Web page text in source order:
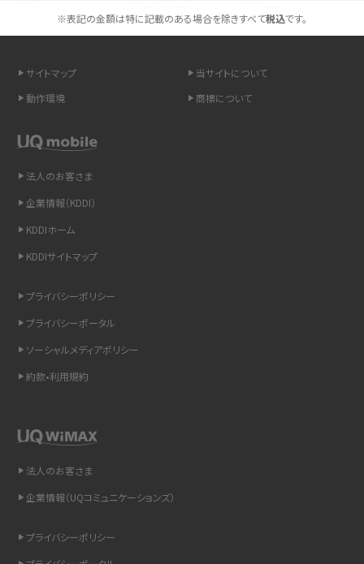
LINEの通知がこない時の原因と対処法9選！設定の確認手順も解説
非通知設定とは？184で電話をかける方法やiPhone・Androidの設定を解説
iCloudの使用容量を減らす9つの方法！使用状況の確認手順も紹介
リプライ機能とは？LINE、X（旧Twitter）、Instagram、TikTokで送る方法を解説
インスタのDMの送り方は？便利機能の使い方や注意点をわかりやすく解説
LINEで送信取り消しをする方法は？相手に知られるのか、削除との違いも紹介
詳しく解説
Wi-Fiを快適に使うための速度はどれくらい？用途別の目安・回線ごとの平均を
紹介
LINEの着信音や通知音の設定・変更方法を解説！鳴らない場合の対処法も紹介
※表記の金額は特に記載のある場合を除きすべて税込です。
サイトマップ
当サイトについて
動作環境
商標について
法人のお客さま
企業情報（KDDI）
KDDIホーム
KDDIサイトマップ
プライバシーポリシー
プライバシーポータル
ソーシャルメディアポリシー
約款•利用規約
法人のお客さま
企業情報（UQコミュニケーションズ）
プライバシーポリシー